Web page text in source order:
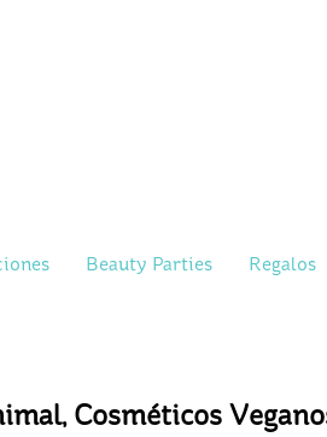
Beauty Parties Regalos
Cosméticos